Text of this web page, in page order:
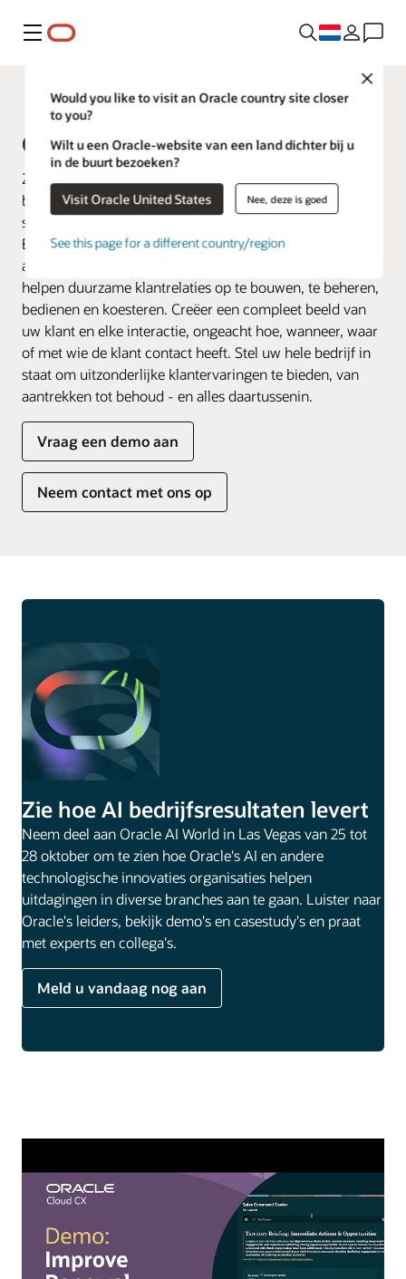
Menu
Close
Would you like to visit an Oracle country site closer
to you?
Wilt u een Oracle-website van een land dichter bij u
in de buurt bezoeken?
Visit Oracle United States Nee, deze is goed
See this page for a different country/region
Fusion Applications
Oracle Customer Experience (CX)
Zorg dat elke klantinteractie belangrijk is door al uw
bedrijfsdata op het gebied van marketing, verkoop en
service aan elkaar te koppelen. Oracle Customer
Experience (CX) biedt een serie samenhangende
applicaties, die verder gaat dan traditioneel CRM om u te
helpen duurzame klantrelaties op te bouwen, te beheren,
bedienen en koesteren. Creëer een compleet beeld van
uw klant en elke interactie, ongeacht hoe, wanneer, waar
of met wie de klant contact heeft. Stel uw hele bedrijf in
staat om uitzonderlijke klantervaringen te bieden, van
aantrekken tot behoud - en alles daartussenin.
Vraag een demo aan
Neem contact met ons op
Zie hoe AI bedrijfsresultaten levert
Neem deel aan Oracle AI World in Las Vegas van 25 tot
28 oktober om te zien hoe Oracle's AI en andere
technologische innovaties organisaties helpen
uitdagingen in diverse branches aan te gaan. Luister naar
Oracle's leiders, bekijk demo's en casestudy's en praat
met experts en collega's.
Meld u vandaag nog aan